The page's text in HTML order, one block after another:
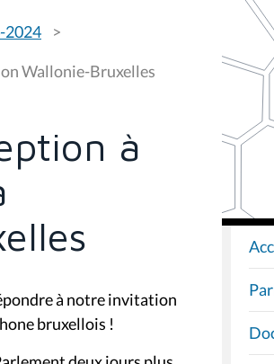
2024
Wallonie-Bruxelles
à
à notre invitation
bruxellois !
N
A
V
I
G